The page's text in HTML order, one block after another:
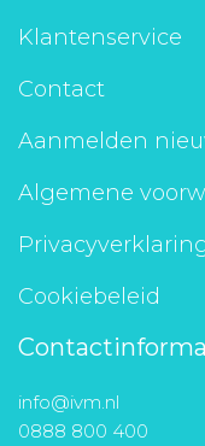
Klantenservice
Contact
Aanmelden
Algemene
Cookiebeleid
info@ivm.nl
0888 800 400